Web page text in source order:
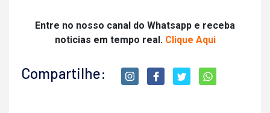
Entre no nosso canal do Whatsapp e receba
noticias em tempo real. Clique Aqui
Compartilhe: